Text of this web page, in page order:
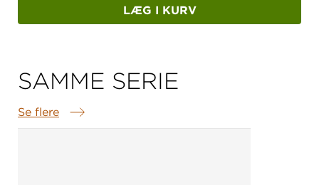
LÆG I KURV
SAMME SERIE
Se flere
Samme serie